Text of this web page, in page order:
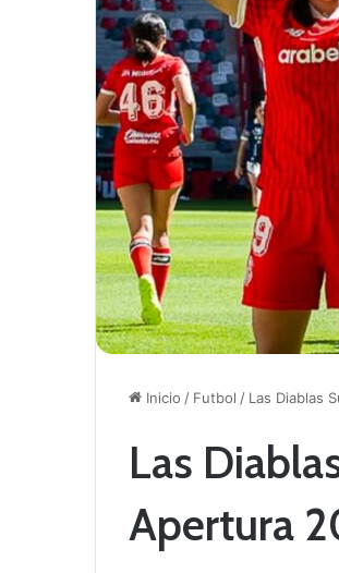
Inicio / Futbol / Las Diablas
Las
Apertura